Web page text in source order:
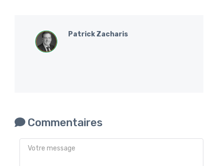
Patrick Zacharis
Commentaires